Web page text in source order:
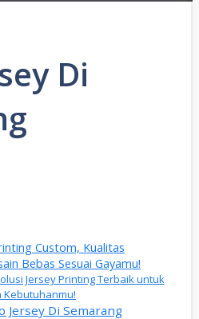
Di
Custom, Kualitas
Bebas Sesuai Gayamu!
Jersey Printing Terbaik untuk
Kebutuhanmu!
Jersey Di Semarang